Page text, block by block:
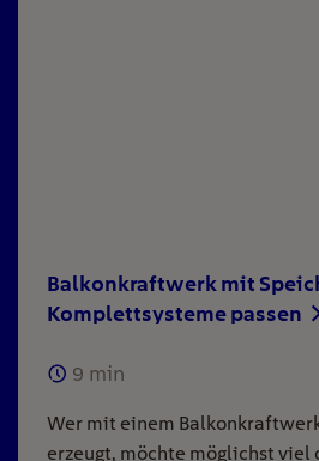
Balkonkraftwerk mit
Komplettsysteme passen
9 min
Wer mit einem
erzeugt, möchte möglichst viel